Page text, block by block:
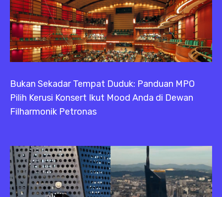
Bukan Sekadar Tempat Duduk: Panduan MPO
Pilih Kerusi Konsert Ikut Mood Anda di Dewan
Filharmonik Petronas